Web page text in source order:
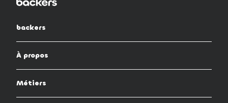
backers
À propos
Métiers